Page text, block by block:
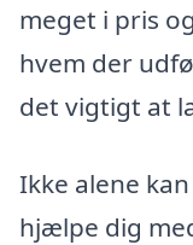
meget i pris
hvem der
det vigtigt at
Ikke alene
hjælpe dig